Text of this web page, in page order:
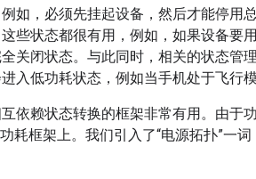
如，必须先挂起设备，然后才能停用
些状态都很有用，例如，如果设备要
关闭状态。与此同时，相关的状态管
入低功耗状态，例如当手机处于飞行
依赖状态转换的框架非常有用。由于
耗框架上。我们引入了“电源拓扑”一